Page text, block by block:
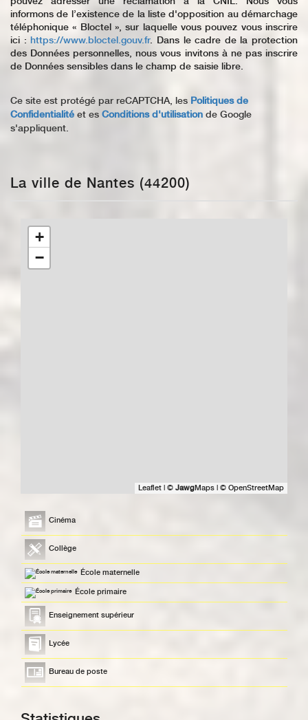
informons de l’existence de la liste d'opposition au démarchage
téléphonique « Bloctel », sur laquelle vous pouvez vous inscrire
ici :https://www.bloctel.gouv.fr. Dans le cadre de la protection
des Données personnelles, nous vous invitons à ne pas inscrire
de Données sensibles dans le champ de saisie libre.
Ce site est protégé par reCAPTCHA, les Politiques de
Confidentialité et es Conditions d'utilisation de Google
s'appliquent.
La ville de Nantes (44200)
+
−
Leaflet © JawgMaps © OpenStreetMap
Cinéma
Collège
École maternelle
École primaire
Enseignement supérieur
Lycée
Bureau de poste